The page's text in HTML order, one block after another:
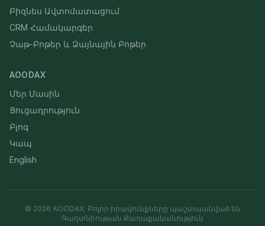
Բիզնես Ավտոմատացում
CRM Համակարգեր
Չաթ-Բոթեր և Ձայնային Բոթեր
AOODAX
Մեր Մասին
Ցուցադրություն
Բլոգ
Կապ
English
© 2026 AOODAX. Բոլոր իրավունքները պաշտպանված են
Գաղտնիության Քաղաքականություն